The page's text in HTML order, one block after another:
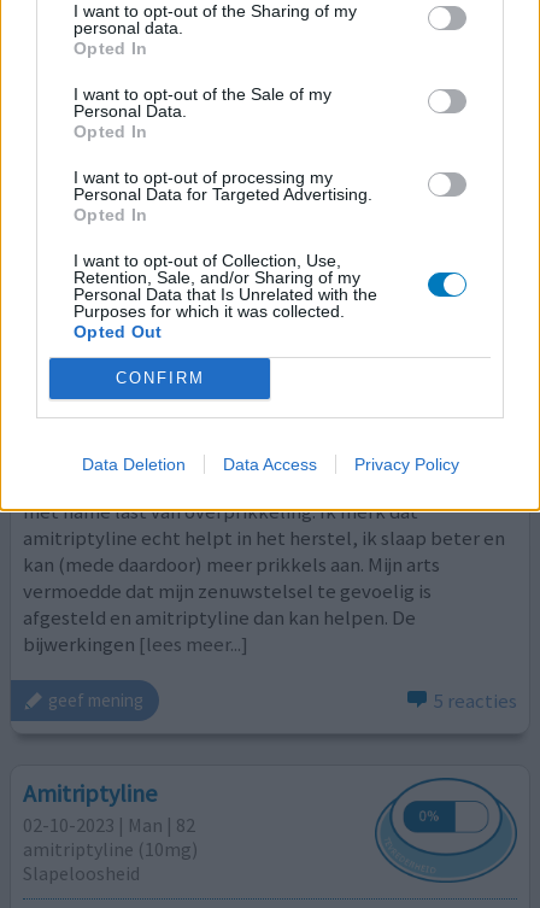
I want to opt-out of the Sharing of my
personal data.
Opted In
I want to opt-out of the Sale of my
Personal Data.
Opted In
I want to opt-out of processing my
Personal Data for Targeted Advertising.
Opted In
I want to opt-out of Collection, Use,
Retention, Sale, and/or Sharing of my
Personal Data that Is Unrelated with the
Purposes for which it was collected.
Opted Out
CONFIRM
Data Deletion Data Access Privacy Policy
nog steeds niet lang achter elkaar lopen of staan
vanwege de pijn in m'n rug/schouder. Via de neuroloog
meer...]
10-10-2023 | Man | 42
amitriptyline (25mg)
Overspannen/burn-out
Effectiviteit
Hoeveelheid bijwerkingen
Ik ben nu in mijn tweede burnout die vrij rap naar de
met name last van overprikkeling. Ik merk dat
amitriptyline echt helpt in het herstel, ik slaap beter en
kan (mede daardoor) meer prikkels aan. Mijn arts
vermoedde dat mijn zenuwstelsel te gevoelig is
afgesteld en amitriptyline dan kan helpen. De
bijwerkingen [lees meer...]
geef mening 5 reacties
Amitriptyline
02-10-2023 | Man | 82
amitriptyline (10mg)
Slapeloosheid